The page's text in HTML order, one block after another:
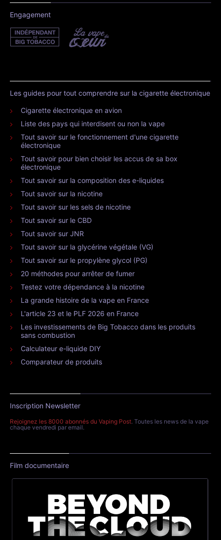
Engagement
Les guides pour tout comprendre sur la cigarette électronique
Cigarette électronique en avion
Liste des pays qui interdisent ou non la vape
Tout savoir sur le fonctionnement d'une cigarette
électronique
Tout savoir pour bien choisir les accus de sa box
électronique
Tout savoir sur la composition des e-liquides
Tout savoir sur la nicotine
Tout savoir sur les sels de nicotine
Tout savoir sur le CBD
Tout savoir sur JNR
Tout savoir sur la glycérine végétale (VG)
Tout savoir sur le propylène glycol (PG)
20 méthodes pour arrêter de fumer
Testez votre dépendance à la nicotine
La grande histoire de la vape en France
L'article 23 et le PLF 2026 en France
Les investissements de Big Tobacco dans les produits
sans combustion
Calculateur e-liquide DIY
Comparateur de produits
Inscription Newsletter
Rejoignez les 8000 abonnés du Vaping Post. Toutes les news de la vape
chaque vendredi par email.
Film documentaire